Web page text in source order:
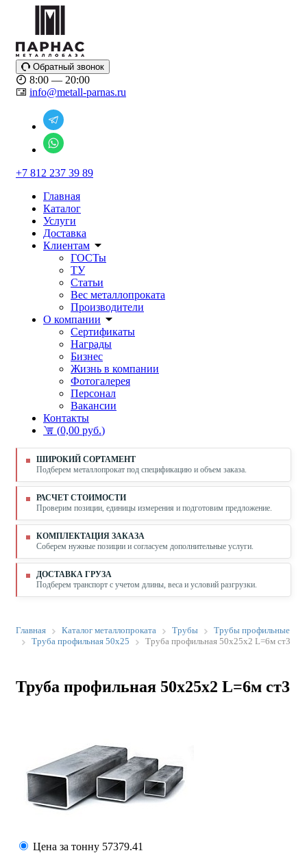
Обратный звонок
8:00 — 20:00
info@metall-parnas.ru
+7 812 237 39 89
Главная
Каталог
Услуги
Доставка
Клиентам
ГОСТы
ТУ
Статьи
Вес металлопроката
Производители
О компании
Сертификаты
Награды
Бизнес
Жизнь в компании
Фотогалерея
Персонал
Вакансии
Контакты
(0,00 руб.)
ШИРОКИЙ СОРТАМЕНТ
Подберем металлопрокат под спецификацию и объем заказа.
РАСЧЕТ СТОИМОСТИ
Проверим позиции, единицы измерения и подготовим предложение.
КОМПЛЕКТАЦИЯ ЗАКАЗА
Соберем нужные позиции и согласуем дополнительные услуги.
ДОСТАВКА ГРУЗА
Подберем транспорт с учетом длины, веса и условий разгрузки.
Главная Каталог металлопроката Трубы
Трубы профильные
Труба профильная 50х25
Труба профильная 50х25х2 L=6м ст3
Труба профильная 50х25х2 L=6м ст3
Цена за тонну 57379.41